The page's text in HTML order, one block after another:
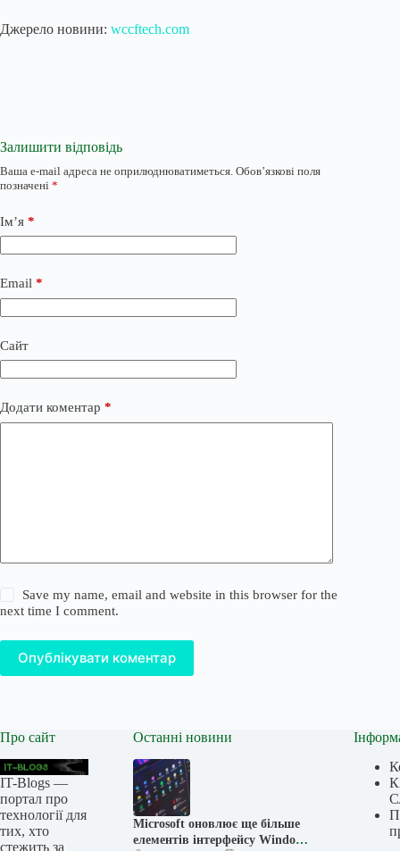
Джерело новини: wccftech.com
Залишити відповідь
Ваша e-mail адреса не оприлюднюватиметься. Обов’язкові поля
позначені *
Ім’я *
Email *
Сайт
Додати коментар *
Save my name, email and website in this browser for the
next time I comment.
Опублікувати коментар
Про сайт
IT-Blogs —
портал про
технології для
тих, хто
стежить за
Останні новини
Microsoft оновлює ще більше
елементів інтерфейсу Windows